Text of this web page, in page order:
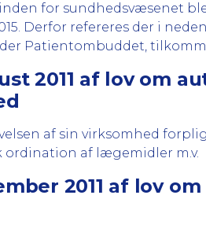
for sundhedsvæsenet
Derfor refereres der i
Patientombuddet,
2011 af lov om
af sin virksomhed
af lægemidler m.v.
2011 af lov